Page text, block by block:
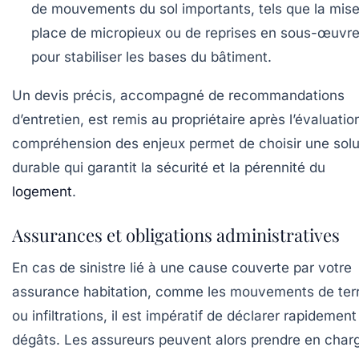
de mouvements du sol importants, tels que la
place de micropieux ou de reprises en sous-œuvre
pour stabiliser les bases du bâtiment.
Un devis précis, accompagné de recommandations
d’entretien, est remis au propriétaire après
compréhension des enjeux permet de choisir une
durable qui garantit la sécurité et la pérennité du
logement.
Assurances et obligations administratives
En cas de sinistre lié à une cause couverte par votre
assurance habitation, comme les mouvements de
ou infiltrations, il est impératif de déclarer
dégâts. Les assureurs peuvent alors prendre en